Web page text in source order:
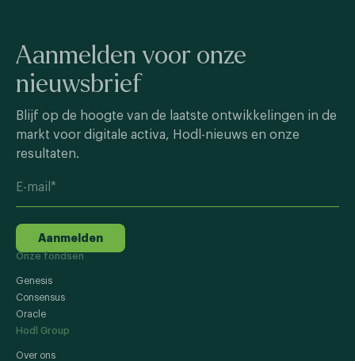
Aanmelden voor onze
nieuwsbrief
Blijf op de hoogte van de laatste ontwikkelingen in de
markt voor digitale activa, Hodl-nieuws en onze
resultaten.
Aanmelden
Onze fondsen
Genesis
Consensus
Oracle
Hodl Group
Over ons